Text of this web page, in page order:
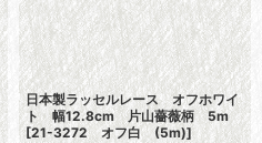
日本製ラッセルレース オフホワイ
ト 幅12.8cm 片山薔薇柄 5m
[21-3272 オフ白 (5m)]